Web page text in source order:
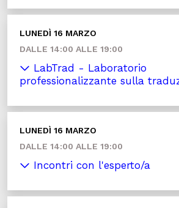
LUNEDÌ 16 MARZO
DALLE 14:00 ALLE 19:00
LabTrad - Laboratorio
professionalizzante sulla
LUNEDÌ 16 MARZO
DALLE 14:00 ALLE 19:00
Incontri con l'esperto/a